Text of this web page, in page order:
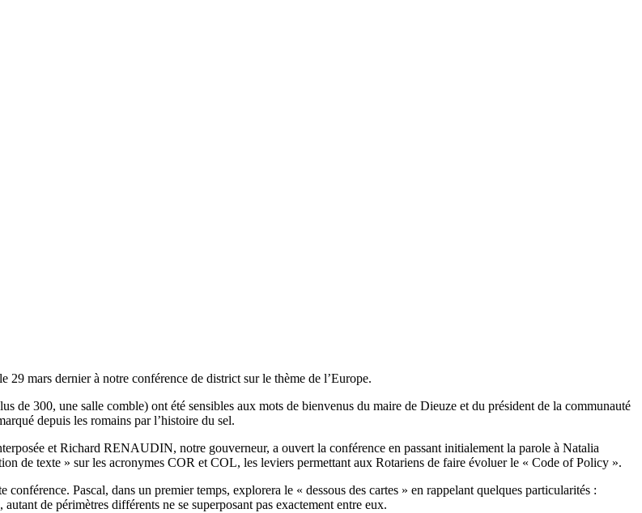
mars dernier à notre conférence de district sur le thème de l’Europe.
300, une salle comble) ont été sensibles aux mots de bienvenus du maire de Dieuze et du président de la communauté
depuis les romains par l’histoire du sel.
et Richard RENAUDIN, notre gouverneur, a ouvert la conférence en passant initialement la parole à Natalia
de texte » sur les acronymes COR et COL, les leviers permettant aux Rotariens de faire évoluer le « Code of Policy ».
Pascal, dans un premier temps, explorera le « dessous des cartes » en rappelant quelques particularités :
de périmètres différents ne se superposant pas exactement entre eux.